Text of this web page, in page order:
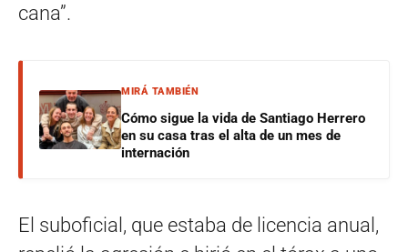
cana”.
MIRÁ TAMBIÉN
Cómo sigue la vida de Santiago Herrero
en su casa tras el alta de un mes de
internación
El suboficial, que estaba de licencia anual,